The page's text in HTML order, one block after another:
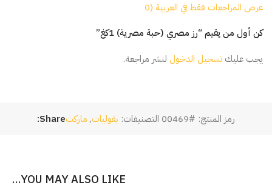
عرض المراجعات فقط في العربية (0
كن أول من يقيم “رز مصري (حبة مصرية) 1كغ”
يجب عليك تسجيل الدخول لنشر مراجعة.
رمز المنتج: #00469 التصنيفات: بقوليات, ماركتShare:
YOU MAY ALSO LIKE…